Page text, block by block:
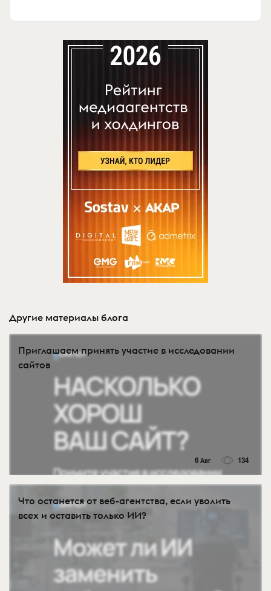
Другие материалы блога
Приглашаем принять участие в исследовании
сайтов
6 Авг 134
Что останется от веб-агентства, если уволить
всех и оставить только ИИ?